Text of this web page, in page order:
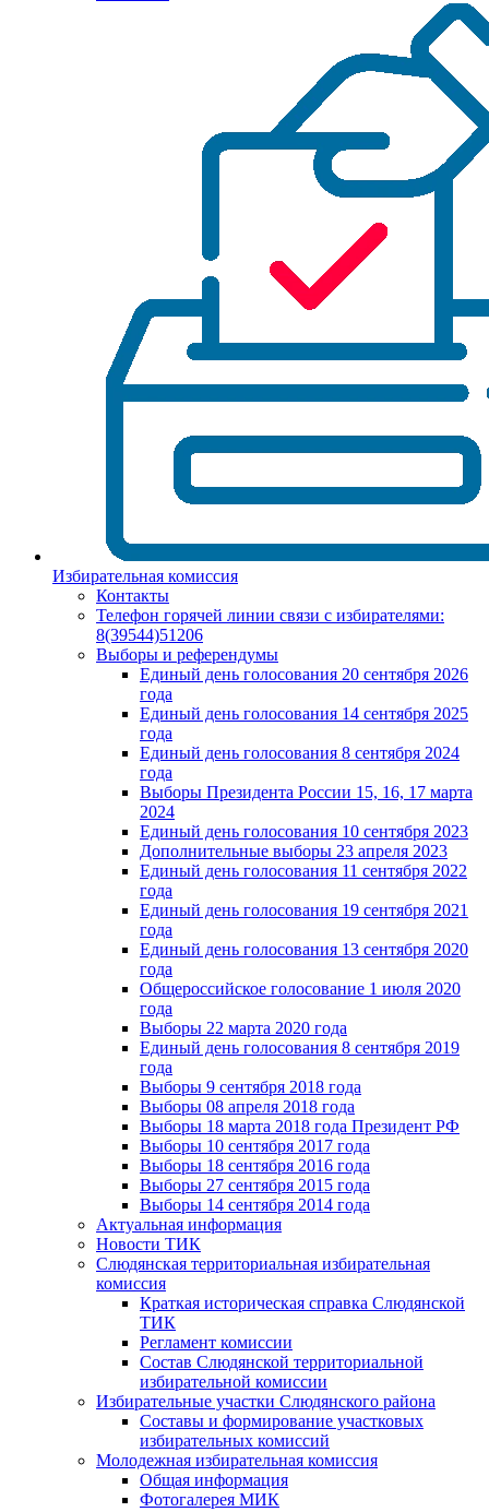
Избирательная комиссия
Контакты
Телефон горячей линии связи с избирателями:
8(39544)51206
Выборы и референдумы
Единый день голосования 20 сентября 2026
года
Единый день голосования 14 сентября 2025
года
Единый день голосования 8 сентября 2024
года
Выборы Президента России 15, 16, 17 марта
2024
Единый день голосования 10 сентября 2023
Дополнительные выборы 23 апреля 2023
Единый день голосования 11 сентября 2022
года
Единый день голосования 19 сентября 2021
года
Единый день голосования 13 сентября 2020
года
Общероссийское голосование 1 июля 2020
года
Выборы 22 марта 2020 года
Единый день голосования 8 сентября 2019
года
Выборы 9 сентября 2018 года
Выборы 08 апреля 2018 года
Выборы 18 марта 2018 года Президент РФ
Выборы 10 сентября 2017 года
Выборы 18 сентября 2016 года
Выборы 27 сентября 2015 года
Выборы 14 сентября 2014 года
Актуальная информация
Новости ТИК
Слюдянская территориальная избирательная
комиссия
Краткая историческая справка Слюдянской
ТИК
Регламент комиссии
Состав Слюдянской территориальной
избирательной комиссии
Избирательные участки Слюдянского района
Составы и формирование участковых
избирательных комиссий
Молодежная избирательная комиссия
Общая информация
Фотогалерея МИК